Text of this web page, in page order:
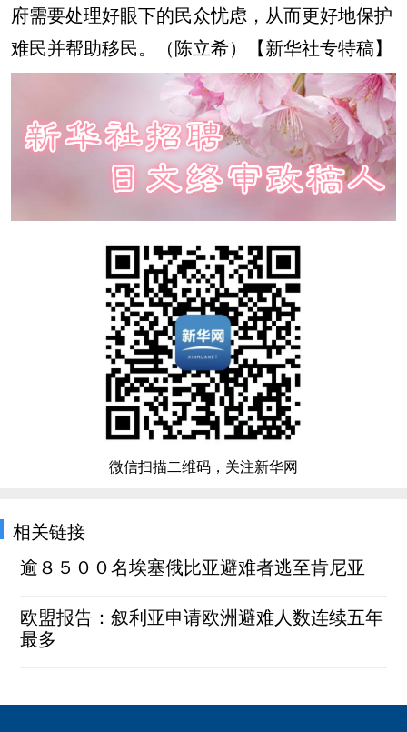
府需要处理好眼下的民众忧虑，从而更好地保护
难民并帮助移民。（陈立希）【新华社专特稿】
微信扫描二维码，关注新华网
相关链接
逾８５００名埃塞俄比亚避难者逃至肯尼亚
欧盟报告：叙利亚申请欧洲避难人数连续五年
最多